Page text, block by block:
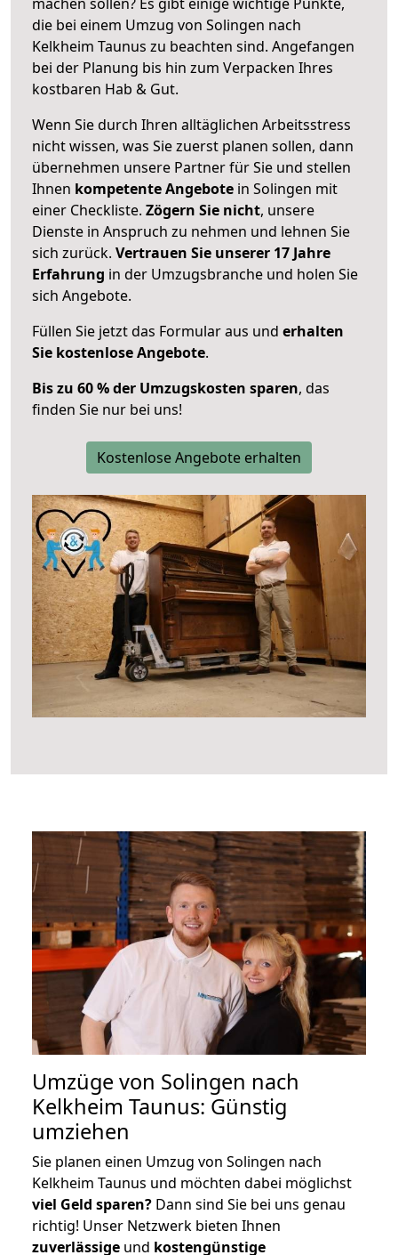
die bei einem Umzug von Solingen nach
Kelkheim Taunus zu beachten sind. Angefangen
bei der Planung bis hin zum Verpacken Ihres
kostbaren Hab & Gut.
Wenn Sie durch Ihren alltäglichen Arbeitsstress
nicht wissen, was Sie zuerst planen sollen, dann
übernehmen unsere Partner für Sie und stellen
Ihnen kompetente Angebote in Solingen mit
einer Checkliste. Zögern Sie nicht, unsere
Dienste in Anspruch zu nehmen und lehnen Sie
sich zurück. Vertrauen Sie unserer 17 Jahre
Erfahrung in der Umzugsbranche und holen Sie
sich Angebote.
Füllen Sie jetzt das Formular aus und erhalten
Sie kostenlose Angebote.
Bis zu 60 % der Umzugskosten sparen, das
finden Sie nur bei uns!
Kostenlose Angebote erhalten
Umzüge von Solingen nach
Kelkheim Taunus: Günstig
umziehen
Sie planen einen Umzug von Solingen nach
Kelkheim Taunus und möchten dabei möglichst
viel Geld sparen? Dann sind Sie bei uns genau
richtig! Unser Netzwerk bieten Ihnen
zuverlässige und kostengünstige